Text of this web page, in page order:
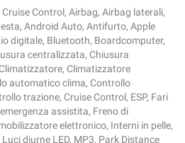
Control, Airbag, Airbag laterali,
Android Auto, Antifurto, Apple
digitale, Bluetooth, Boardcomputer,
centralizzata, Chiusura
Climatizzatore
automatico clima, Controllo
trazione, Cruise Control, ESP, Fari
assistita, Freno di
elettronico, Interni in pelle,
diurne LED, MP3, Park Distance